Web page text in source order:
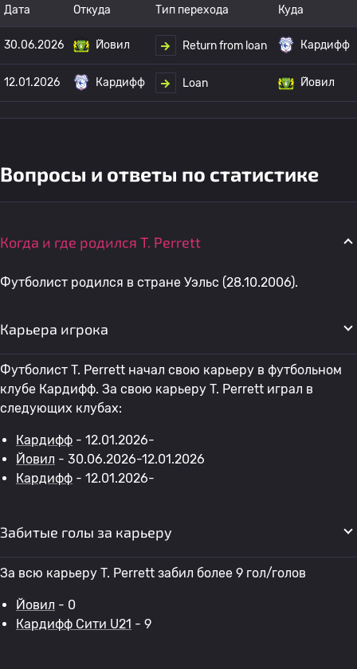
Дата Откуда Тип перехода Куда
30.06.2026 Йовил Return from loan Кардифф
12.01.2026 Кардифф Loan Йовил
Вопросы и ответы по статистике
Когда и где родился T. Perrett
Футболист родился в стране Уэльс (28.10.2006).
Карьера игрока
Футболист T. Perrett начал свою карьеру в футбольном
клубе Кардифф. За свою карьеру T. Perrett играл в
следующих клубах:
Кардифф - 12.01.2026-
Йовил - 30.06.2026-12.01.2026
Кардифф - 12.01.2026-
Забитые голы за карьеру
За всю карьеру T. Perrett забил более 9 гол/голов
Йовил - 0
Кардифф Сити U21 - 9